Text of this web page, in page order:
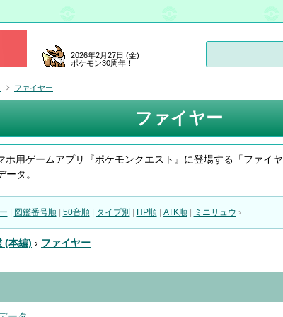
ファイヤー
ホ用ゲームアプリ『ポケモンクエスト』に登場する「ファイヤ
タ。
図鑑番号順| 50音順| タイプ別 HP順| ATK順| ミニリュウ ›
(本編) › ファイヤー
2026年2月27日 (金)
ポケモン30周年！
ファイヤー